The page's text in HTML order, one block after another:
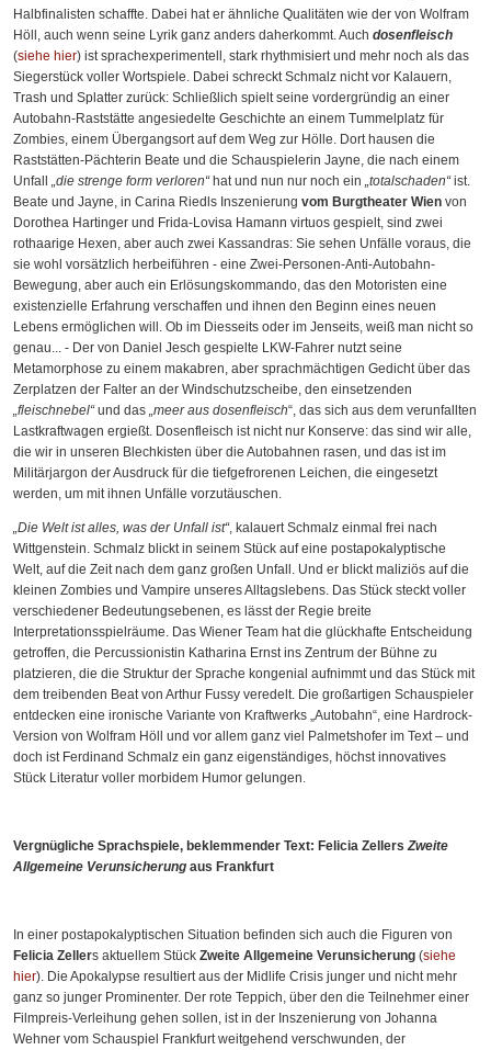
Halbfinalisten schaffte. Dabei hat er ähnliche Qualitäten wie der von Wolfram
Höll, auch wenn seine Lyrik ganz anders daherkommt. Auch dosenfleisch
(siehe hier) ist sprachexperimentell, stark rhythmisiert und mehr noch als das
Siegerstück voller Wortspiele. Dabei schreckt Schmalz nicht vor Kalauern,
Trash und Splatter zurück: Schließlich spielt seine vordergründig an einer
Autobahn-Raststätte angesiedelte Geschichte an einem Tummelplatz für
Zombies, einem Übergangsort auf dem Weg zur Hölle. Dort hausen die
Raststätten-Pächterin Beate und die Schauspielerin Jayne, die nach einem
Unfall „die strenge form verloren“hat und nun nur noch ein „totalschaden“ist.
Beate und Jayne, in Carina Riedls Inszenierung vom Burgtheater Wien von
Dorothea Hartinger und Frida-Lovisa Hamann virtuos gespielt, sind zwei
rothaarige Hexen, aber auch zwei Kassandras: Sie sehen Unfälle voraus, die
sie wohl vorsätzlich herbeiführen - eine Zwei-Personen-Anti-Autobahn-
Bewegung, aber auch ein Erlösungskommando, das den Motoristen eine
existenzielle Erfahrung verschaffen und ihnen den Beginn eines neuen
Lebens ermöglichen will. Ob im Diesseits oder im Jenseits, weiß man nicht so
genau... - Der von Daniel Jesch gespielte LKW-Fahrer nutzt seine
Metamorphose zu einem makabren, aber sprachmächtigen Gedicht über das
Zerplatzen der Falter an der Windschutzscheibe, den einsetzenden
„fleischnebel“und das „meer aus dosenfleisch“, das sich aus dem verunfallten
Lastkraftwagen ergießt. Dosenfleisch ist nicht nur Konserve: das sind wir alle,
die wir in unseren Blechkisten über die Autobahnen rasen, und das ist im
Militärjargon der Ausdruck für die tiefgefrorenen Leichen, die eingesetzt
werden, um mit ihnen Unfälle vorzutäuschen.
„Die Welt ist alles, was der Unfall ist“, kalauert Schmalz einmal frei nach
Wittgenstein. Schmalz blickt in seinem Stück auf eine postapokalyptische
Welt, auf die Zeit nach dem ganz großen Unfall. Und er blickt maliziös auf die
kleinen Zombies und Vampire unseres Alltagslebens. Das Stück steckt voller
verschiedener Bedeutungsebenen, es lässt der Regie breite
Interpretationsspielräume. Das Wiener Team hat die glückhafte Entscheidung
getroffen, die Percussionistin Katharina Ernst ins Zentrum der Bühne zu
platzieren, die die Struktur der Sprache kongenial aufnimmt und das Stück mit
dem treibenden Beat von Arthur Fussy veredelt. Die großartigen Schauspieler
entdecken eine ironische Variante von Kraftwerks „Autobahn“, eine Hardrock-
Version von Wolfram Höll und vor allem ganz viel Palmetshofer im Text – und
doch ist Ferdinand Schmalz ein ganz eigenständiges, höchst innovatives
Stück Literatur voller morbidem Humor gelungen.
Vergnügliche Sprachspiele, beklemmender Text: Felicia Zellers Zweite
Allgemeine Verunsicherung aus Frankfurt
In einer postapokalyptischen Situation befinden sich auch die Figuren von
Felicia Zellers aktuellem Stück Zweite Allgemeine Verunsicherung (siehe
hier). Die Apokalypse resultiert aus der Midlife Crisis junger und nicht mehr
ganz so junger Prominenter. Der rote Teppich, über den die Teilnehmer einer
Filmpreis-Verleihung gehen sollen, ist in der Inszenierung von Johanna
Wehner vom Schauspiel Frankfurt weitgehend verschwunden, der